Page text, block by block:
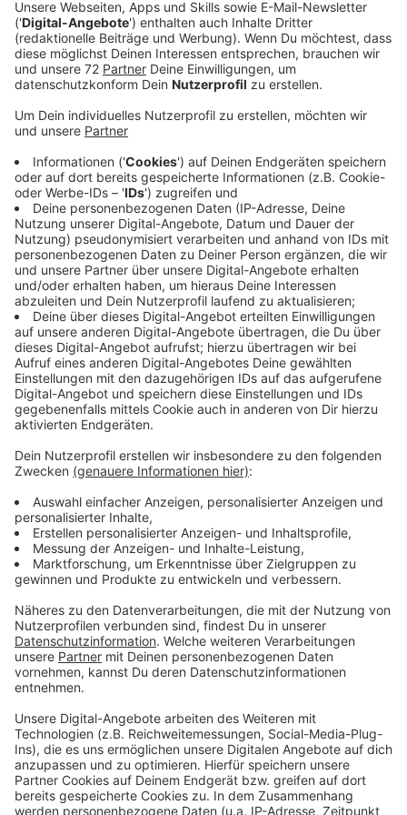
Anzeige
Nach dem Kreis Steinfurt testet auch die Uni-Klinik
Münster den weltweit ersten vollelektrischen
Rettungswagen. Der RTW eines Herstellers aus dem
Emsland hat 200 Kilometer Reichweite und ist
emissionsfrei unterwegs. Das UKM setzt ihn zum
Patiententransport auf dem Campus ein. Zwei Wochen
lang ist er in Münster unterwegs.
Im August 2020 war der E-RTW schon im Kreis
Steinfurt im Einsatz. Damals war er in Ochtrup
stationiert. Von der Ausstattung her ist der von einer
Firma für Sonderfahrzeuge in Emsbüren entwickelte
Elektro-Rettungswagen mit dem „normalen“
Krankenwagen fast identisch. Eine Besonderheit ist,
dass der Elektro-Wagen keine Hybrid-Lösung ist,
sondern ein voll elektrisch angetriebenes Fahrzeug mit
einer besonderen Akkutechnologie. Ein zusätzlicher
Sicherheitsaspekt sind die Akkus. Sie sind nicht
brennbar und erhöhen die Sicherheit bei einem Unfall.
Anzeige
Kreis Steinfurt
Der E-RTW im August 2020 im Kreis Steinfurt (v.l.):
Christoph Spandau und Tilo Sigeneger,
Geschäftsführer der WAS, Dr. Martin Sommer, damals
kommissarischer Behördenleiter des Kreises
Rettungswache Ochtrup.
Anzeige